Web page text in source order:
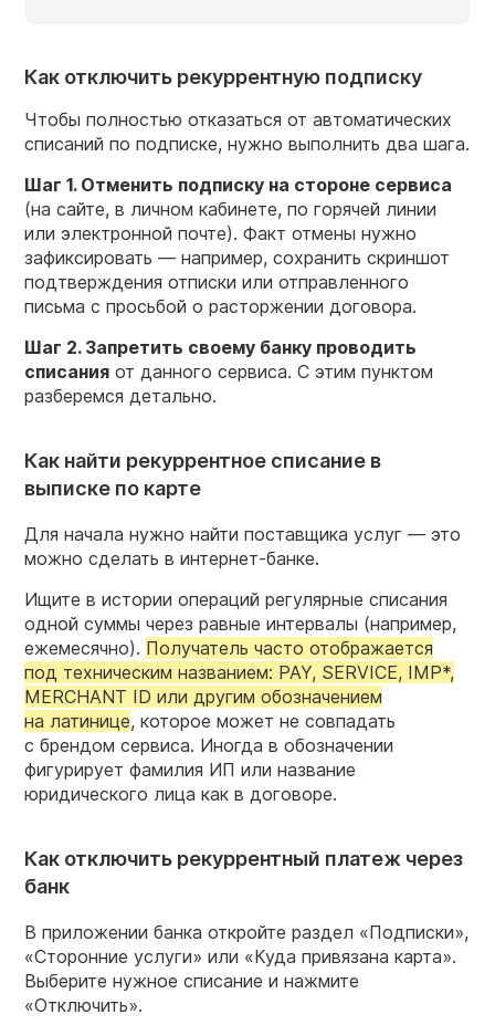
Как отключить рекуррентную подписку
Чтобы полностью отказаться от автоматических
списаний по подписке, нужно выполнить два шага.
Шаг 1. Отменить подписку на стороне сервиса
(на сайте, в личном кабинете, по горячей линии
или электронной почте). Факт отмены нужно
зафиксировать — например, сохранить скриншот
подтверждения отписки или отправленного
письма с просьбой о расторжении договора.
Шаг 2. Запретить своему банку проводить
списания от данного сервиса. С этим пунктом
разберемся детально.
Как найти рекуррентное списание в
выписке по карте
Для начала нужно найти поставщика услуг — это
можно сделать в интернет-банке.
Ищите в истории операций регулярные списания
одной суммы через равные интервалы (например,
ежемесячно). Получатель часто отображается
под техническим названием: PAY, SERVICE, IMP*,
MERCHANT ID или другим обозначением
на латинице, которое может не совпадать
с брендом сервиса. Иногда в обозначении
фигурирует фамилия ИП или название
юридического лица как в договоре.
Как отключить рекуррентный платеж через
банк
В приложении банка откройте раздел «Подписки»,
«Сторонние услуги» или «Куда привязана карта».
Выберите нужное списание и нажмите
«Отключить».